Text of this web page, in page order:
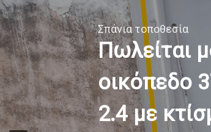
με Σ.Δ.
της